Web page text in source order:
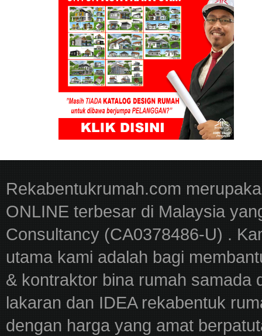
Rekabentukrumah.com
ONLINE terbesar di Malaysia
Consultancy (CA0378486-U) .
utama kami adalah bagi
& kontraktor bina rumah samada
lakaran dan IDEA rekabentuk
dengan harga yang amat